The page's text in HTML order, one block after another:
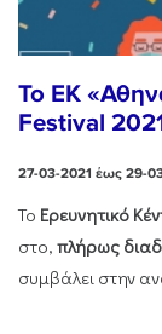
Το ΕΚ
Festival
27-03-2021 έως 29-
Το Ερευνητικό
στο, πλήρως
συμβάλει στην